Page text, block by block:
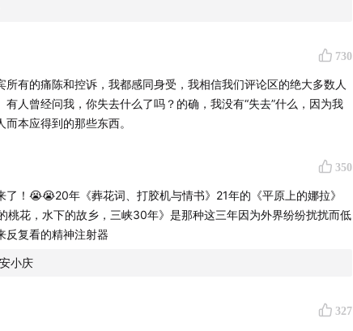
人物》杂志主笔
性报道集《她们和她们》上市啦！
为了活下去
焦虑、抑郁和躯体症状
余物”的过程中，有什么新发现？
常：不谈政事，享受生活
巨变，上山还有纯粹的快乐吗？
730
所有的痛陈和控诉，我都感同身受，我相信我们评论区的绝大多数人
有人曾经问我，你失去什么了吗？的确，我没有“失去”什么，因为我
而本应得到的那些东西。
350
了！😭😭20年《葬花词、打胶机与情书》21年的《平原上的娜拉》
桃花，水下的故乡，三峡30年》是那种这三年因为外界纷纷扰扰而低
反复看的精神注射器
小庆
327